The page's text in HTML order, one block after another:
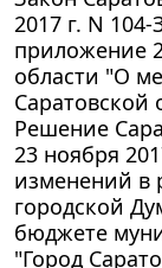
2017 г. N
приложение
области "О
Саратовской
Решение
23 ноября
изменений в
городской
бюджете
"Город